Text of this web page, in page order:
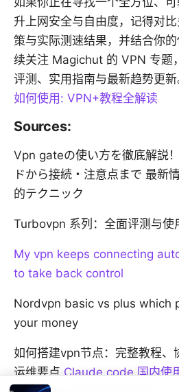
升上网安全与自由度，记得对
策与实际测速结果，并结合你
续关注 Magichut 的 VPN 专题
评测、实用指南与最新趋势更新
如何使用: VPN+教程全解读
Sources:
Vpn gateの使い方を徹底解説
ドから接続・注意点まで 最新
的テクニック
Turbovpn 系列：全面评测与使
My vpn keeps connecting
to take back control
Nordvpn basic vs plus which
your money
如何搭建vpn节点：完整教程、
运维要点Claude code 国内使